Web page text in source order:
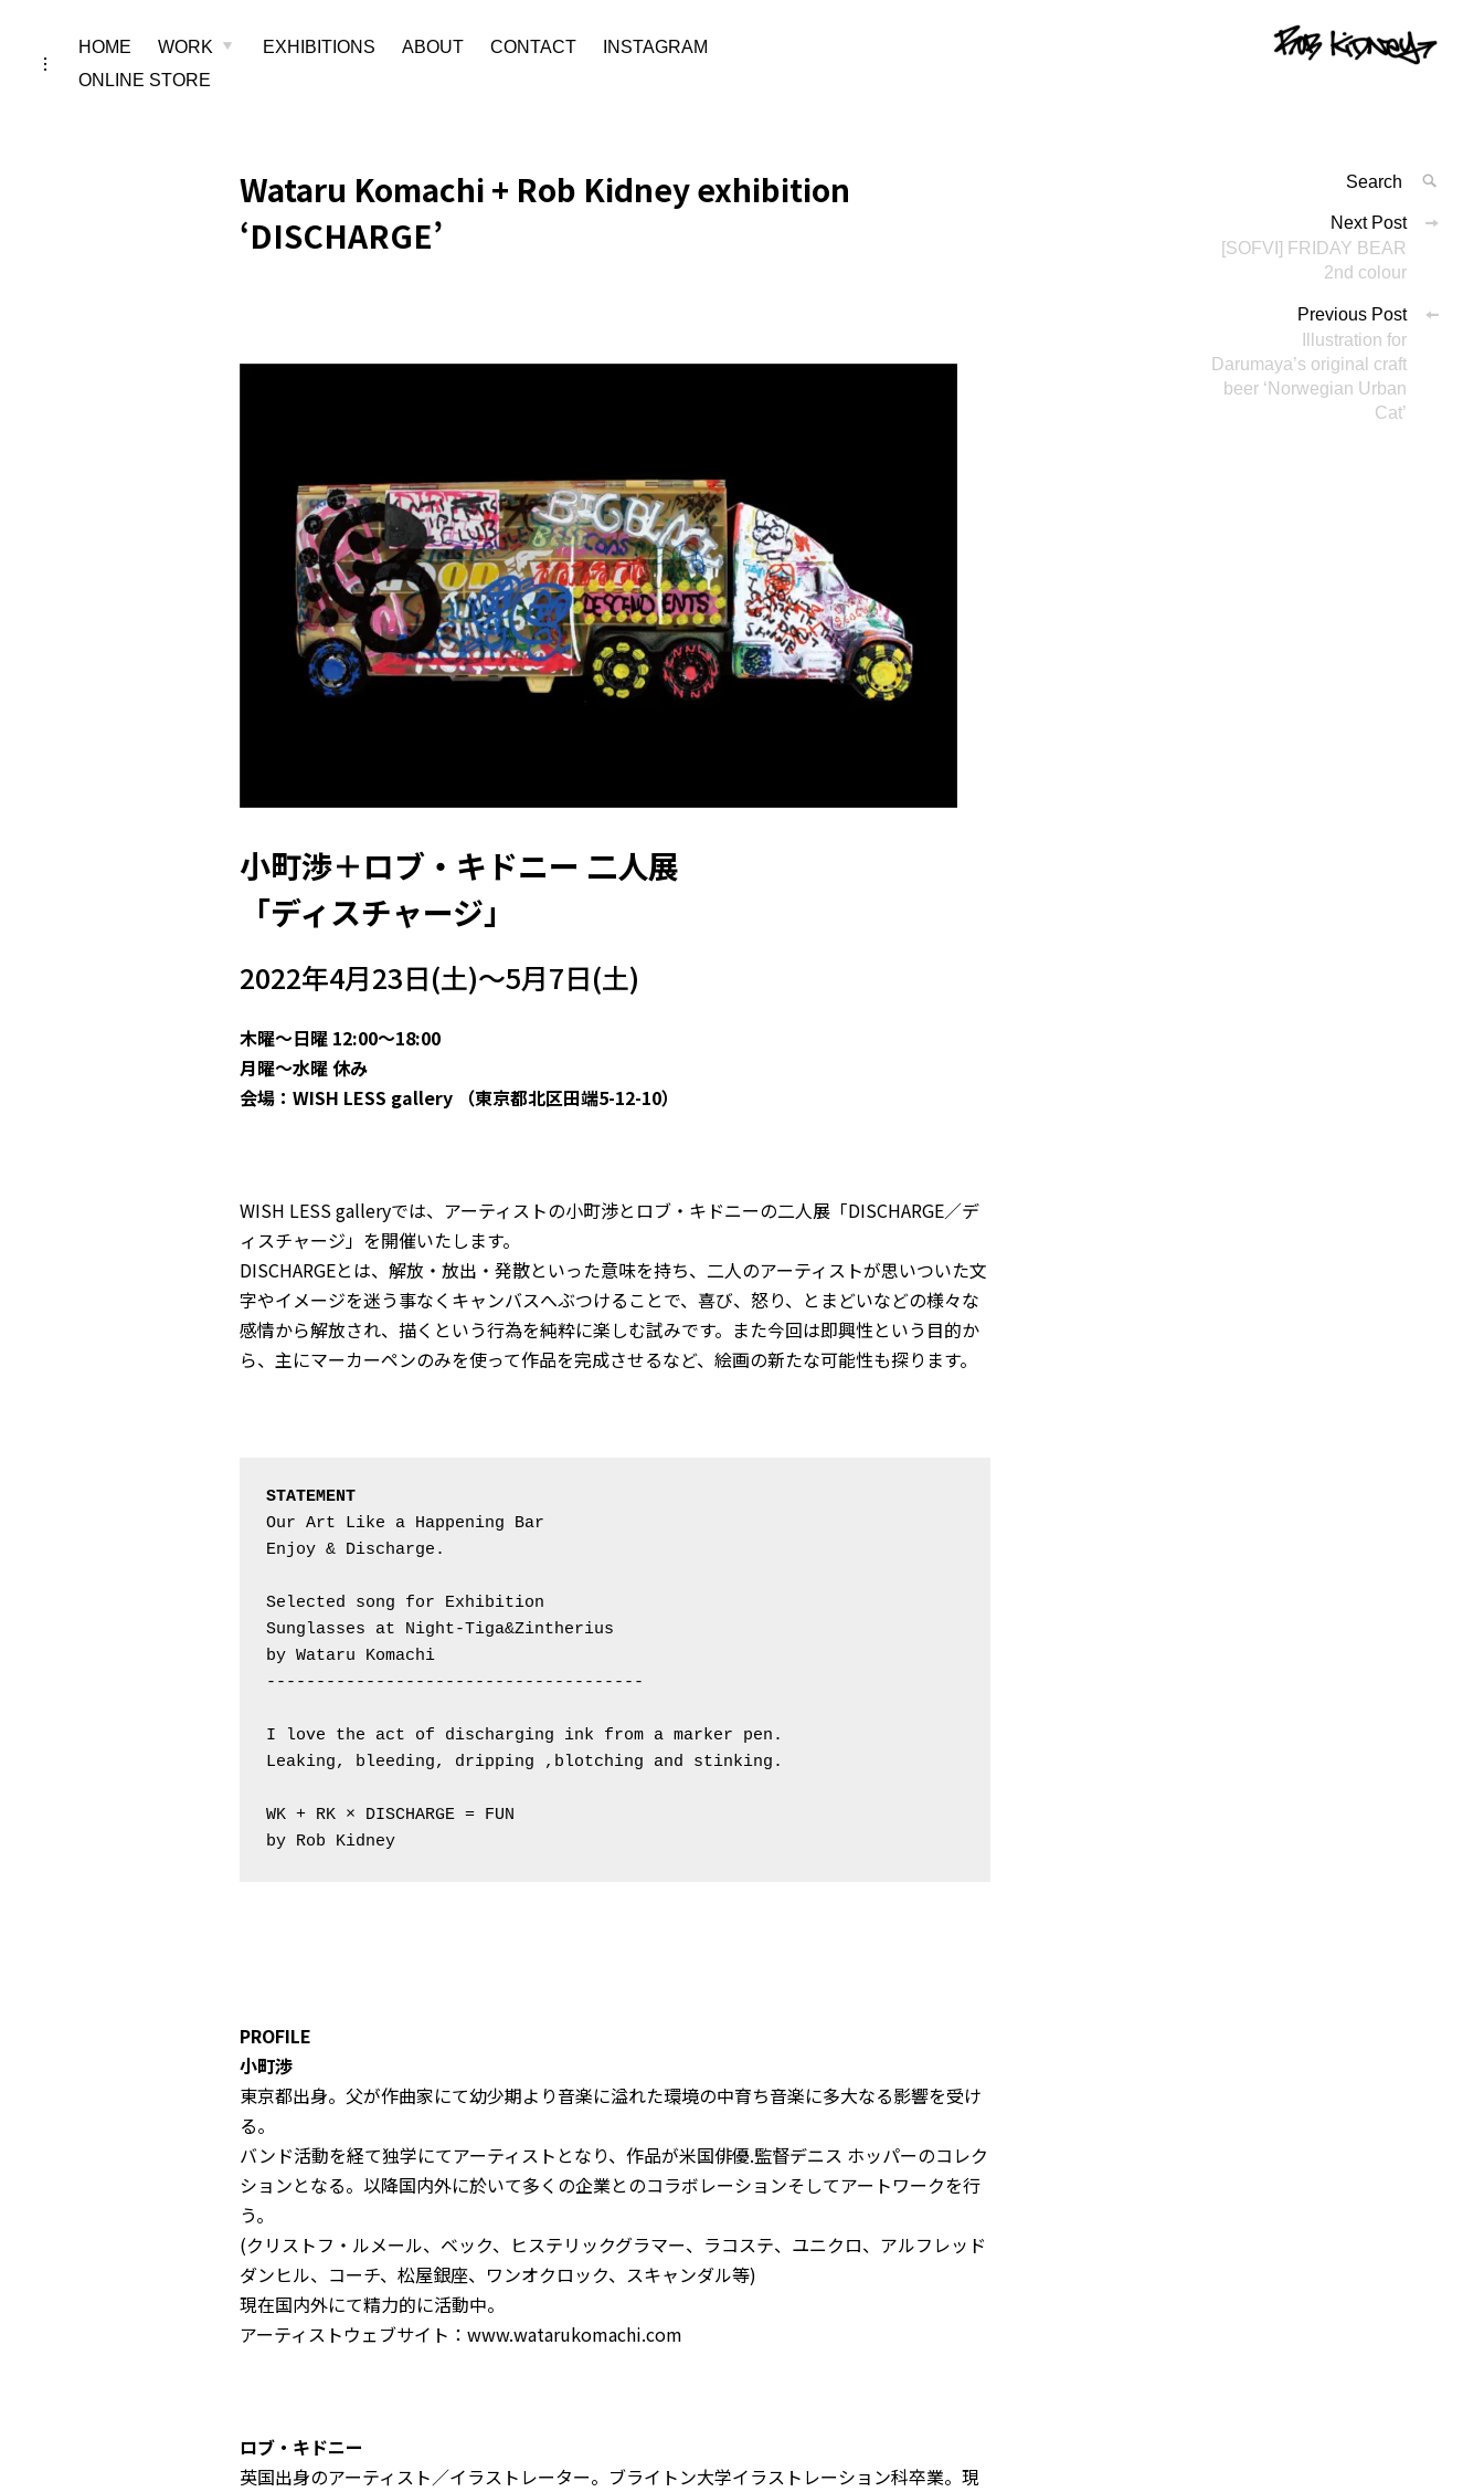
totoggle
open/close
HOME WORK
toggle
EXHIBITIONS ABOUT CONTACT
INSTAGRAM
ONLINE STORE
Wataru Komachi + Rob Kidney exhibition
‘DISCHARGE’
小町渉＋ロブ・キドニー 二人展
「ディスチャージ」
2022年4月23日(土)～5月7日(土)
木曜～日曜 12:00～18:00
月曜～水曜 休み
会場：WISH LESS gallery （東京都北区田端5-12-10）
WISH LESS galleryでは、アーティストの小町渉とロブ・キドニーの二人展「DISCHARGE／デ
ィスチャージ」を開催いたします。
DISCHARGEとは、解放・放出・発散といった意味を持ち、二人のアーティストが思いついた文
字やイメージを迷う事なくキャンバスへぶつけることで、喜び、怒り、とまどいなどの様々な
感情から解放され、描くという行為を純粋に楽しむ試みです。また今回は即興性という目的か
ら、主にマーカーペンのみを使って作品を完成させるなど、絵画の新たな可能性も探ります。
Our Art Like a Happening Bar
Enjoy & Discharge.
Selected song for Exhibition
Sunglasses at Night-Tiga&Zintherius
by Wataru Komachi
--------------------------------------
I love the act of discharging ink from a marker pen.
Leaking, bleeding, dripping ,blotching and stinking.
WK + RK × DISCHARGE = FUN
by Rob Kidney
PROFILE
小町渉
東京都出身。父が作曲家にて幼少期より音楽に溢れた環境の中育ち音楽に多大なる影響を受け
る。
バンド活動を経て独学にてアーティストとなり、作品が米国俳優.監督デニス ホッパーのコレク
ションとなる。以降国内外に於いて多くの企業とのコラボレーションそしてアートワークを行
う。
(クリストフ・ルメール、ベック、ヒステリックグラマー、ラコステ、ユニクロ、アルフレッド
ダンヒル、コーチ、松屋銀座、ワンオクロック、スキャンダル等)
現在国内外にて精力的に活動中。
アーティストウェブサイト： www.watarukomachi.com
ロブ・キドニー
英国出身のアーティスト／イラストレーター。ブライトン大学イラストレーション科卒業。現
稿
ゲ
Next Post
[SOFVI] FRIDAY BEAR
2nd colour
Previous Post
Illustration for
Darumaya’s original craft
beer ‘Norwegian Urban
Cat’